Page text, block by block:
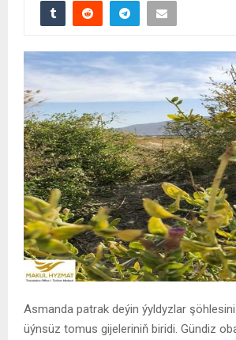
Asmanda patrak deýin ýyldyzlar
üýnsüz tomus gijeleriniň biridi. Gündiz